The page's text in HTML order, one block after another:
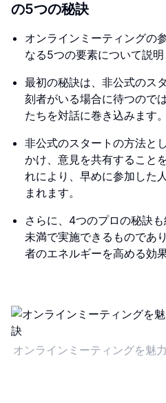
の5つの秘訣
オンラインミーティングの
なる5つの要素について説明
最初の秘訣は、非公式のス
刻者がいる場合に待つので
たちを対話に巻き込みます。
非公式のスタートの方法と
かけ、意見を共有すること
れにより、早めに参加した
まれます。
さらに、4つのプロの秘訣
未満で実施できるものであ
者のエネルギーを高める効
オンラインミーティングを魅